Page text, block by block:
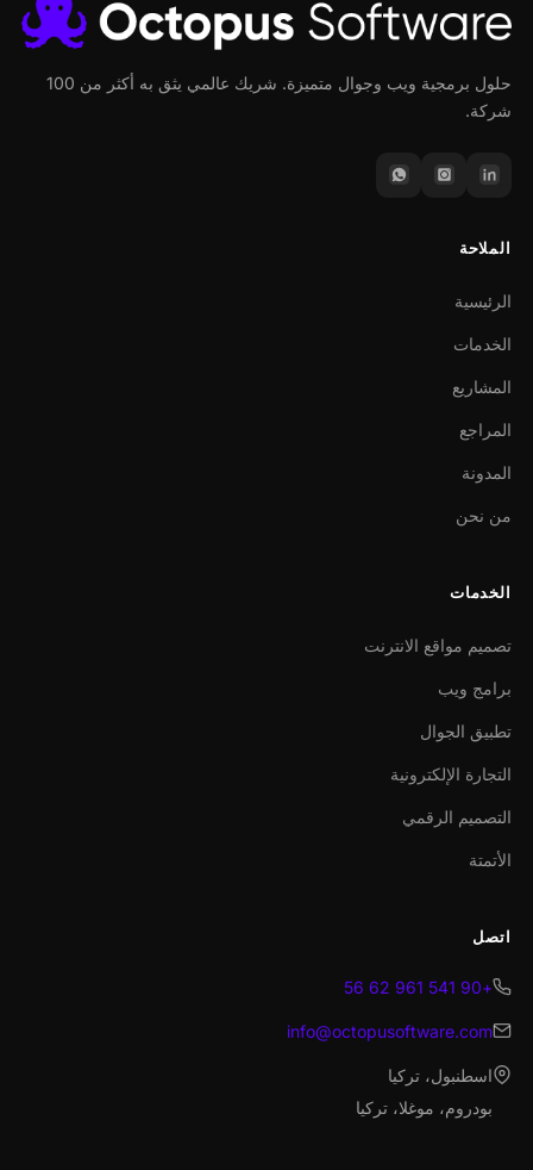
حلول برمجية ويب وجوال متميزة. شريك عالمي يثق به أكثر من 100
شركة.
الملاحة
الرئيسية
الخدمات
المشاريع
المراجع
المدونة
من نحن
الخدمات
تصميم مواقع الانترنت
برامج ويب
تطبيق الجوال
التجارة الإلكترونية
التصميم الرقمي
الأتمتة
اتصل
+90 541 961 62 56
info@octopusoftware.com
اسطنبول، تركيا
بودروم، موغلا، تركيا